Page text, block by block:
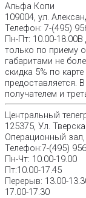
Альфа Копи
109004, ул.
Телефон: 7-(495)
Пн-Пт: 10.00-
только по приему
габаритами не
скидка 5% по
предоставляется.
получателем и
Центральный
125375, Ул.
Операционный
Телефон:7-(495)
Пн-Чт: 10.00-19.00
Пт:10.00-17.45
Перерыв: 13.00-
17.00-17.30